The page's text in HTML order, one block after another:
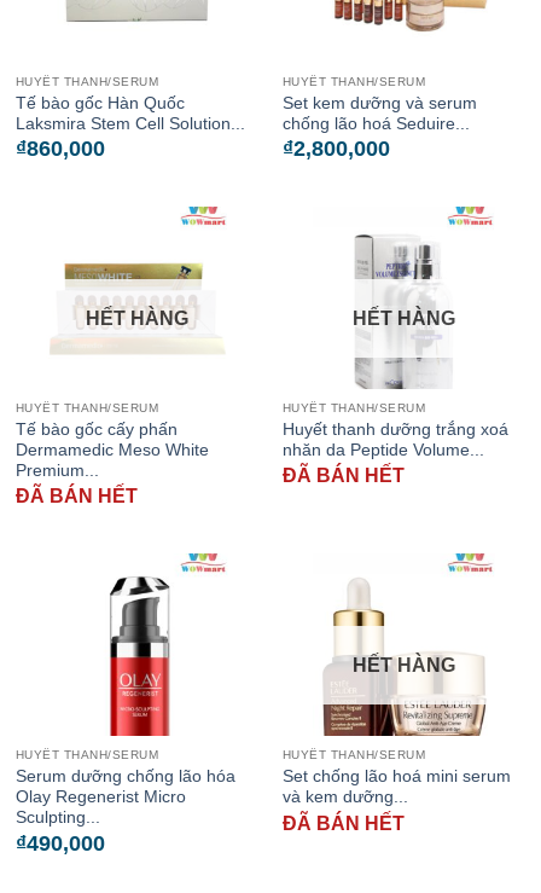
HUYẾT THANH/SERUM
Tế bào gốc Hàn Quốc
Laksmira Stem Cell Solution...
₫860,000
HUYẾT THANH/SERUM
Set kem dưỡng và serum
chống lão hoá Seduire...
₫2,800,000
HẾT HÀNG
HUYẾT THANH/SERUM
Tế bào gốc cấy phấn
Dermamedic Meso White
Premium...
ĐÃ BÁN HẾT
HẾT HÀNG
HUYẾT THANH/SERUM
Huyết thanh dưỡng trắng xoá
nhăn da Peptide Volume...
ĐÃ BÁN HẾT
HUYẾT THANH/SERUM
Serum dưỡng chống lão hóa
Olay Regenerist Micro
Sculpting...
₫490,000
HẾT HÀNG
HUYẾT THANH/SERUM
Set chống lão hoá mini serum
và kem dưỡng...
ĐÃ BÁN HẾT